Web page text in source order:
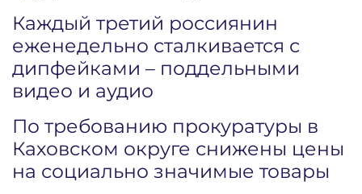
Каждый третий россиянин
еженедельно сталкивается с
дипфейками – поддельными
видео и аудио
По требованию прокуратуры в
Каховском округе снижены цены
на социально значимые товары